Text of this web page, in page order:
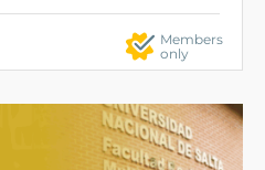
Members
only